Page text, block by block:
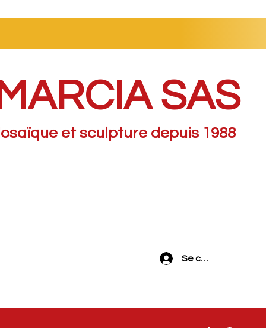
SAS
et sculpture depuis 1988
Se connecter